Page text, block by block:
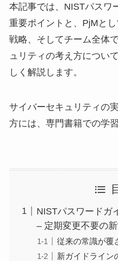
本記事では、NISTパスワ
重要ポイントと、PjMと
戦略、そしてチーム全体
ュリティの考え方につい
しく解説します。
サイバーセキュリティの
方には、専門書籍での学
NISTパスワードガ
– 定期変更不要の
従来の常識が覆
新ガイドライン